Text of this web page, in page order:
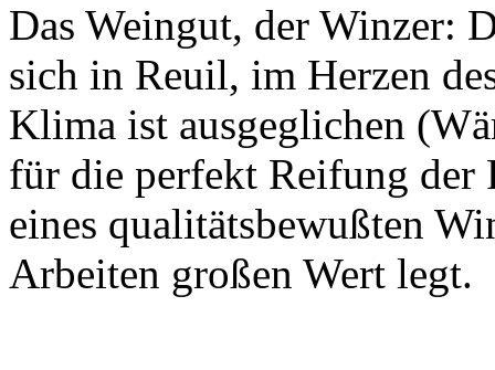
Das Weingut, der Winzer:
sich in Reuil, im Herzen
Klima ist ausgeglichen
für die perfekt Reifung der
eines qualitätsbewußten
Arbeiten großen Wert legt.